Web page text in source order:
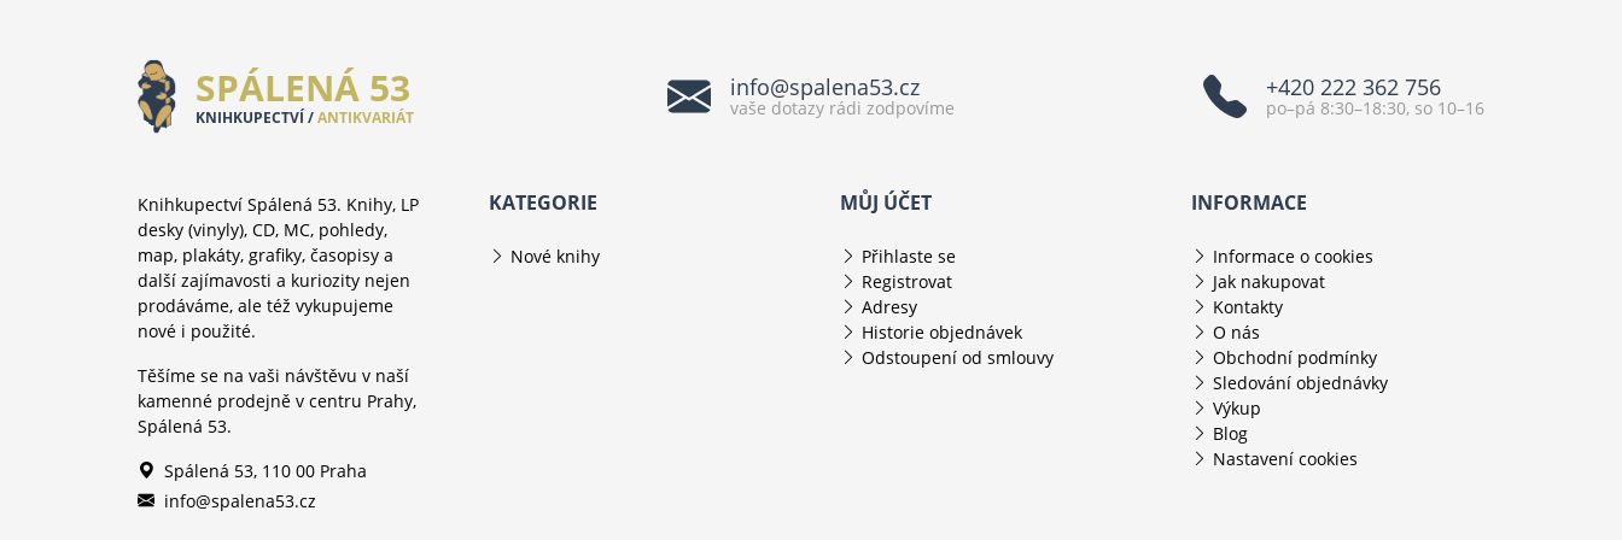
SPÁLENÁ 53
KNIHKUPECTVÍ /ANTIKVARIÁT
info@spalena53.cz
vaše dotazy rádi zodpovíme
+420 222 362 756
po–pá 8:30–18:30, so 10–16
Knihkupectví Spálená 53. Knihy, LP
desky (vinyly), CD, MC, pohledy,
map, plakáty, grafiky, časopisy a
další zajímavosti a kuriozity nejen
prodáváme, ale též vykupujeme
nové i použité.
Těšíme se na vaši návštěvu v naší
kamenné prodejně v centru Prahy,
Spálená 53.
Spálená 53, 110 00 Praha
info@spalena53.cz
KATEGORIE
Nové knihy
MŮJ ÚČET
Přihlaste se
Registrovat
Adresy
Historie objednávek
Odstoupení od smlouvy
INFORMACE
Informace o cookies
Jak nakupovat
Kontakty
O nás
Obchodní podmínky
Sledování objednávky
Výkup
Blog
Nastavení cookies